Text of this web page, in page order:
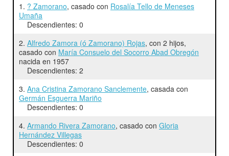
1. ? Zamorano, casado con Rosalía Tello de Meneses
Umaña
Descendientes: 0
2. Alfredo Zamora (ó Zamorano) Rojas, con 2 hijos,
casado con María Consuelo del Socorro Abad Obregón
nacida en 1957
Descendientes: 2
3. Ana Cristina Zamorano Sanclemente, casada con
Germán Esguerra Mariño
Descendientes: 0
4. Armando Rivera Zamorano, casado con Gloria
Hernández Villegas
Descendientes: 0